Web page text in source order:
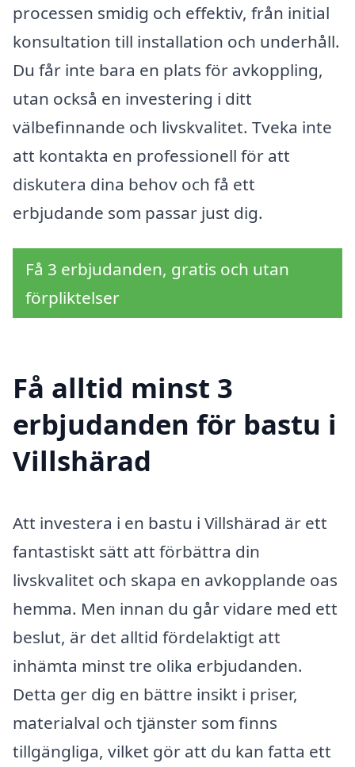
processen smidig och effektiv, från initial
konsultation till installation och underhåll.
Du får inte bara en plats för avkoppling,
utan också en investering i ditt
välbefinnande och livskvalitet. Tveka inte
att kontakta en professionell för att
diskutera dina behov och få ett
erbjudande som passar just dig.
Få 3 erbjudanden, gratis och utan
förpliktelser
Få alltid minst 3
erbjudanden för bastu i
Villshärad
Att investera i en bastu i Villshärad är ett
fantastiskt sätt att förbättra din
livskvalitet och skapa en avkopplande oas
hemma. Men innan du går vidare med ett
beslut, är det alltid fördelaktigt att
inhämta minst tre olika erbjudanden.
Detta ger dig en bättre insikt i priser,
materialval och tjänster som finns
tillgängliga, vilket gör att du kan fatta ett